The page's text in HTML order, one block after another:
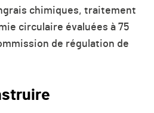
chimiques, traitement
circulaire évaluées à 75
de régulation de